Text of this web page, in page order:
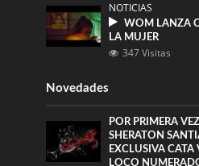
NOTICIAS
WOM LANZA
LA MUJER
347 Visitas
Novedades
POR PRIMERA
SHERATON
EXCLUSIVA CATA
LOCO